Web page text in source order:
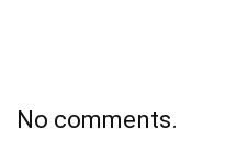
No comments.